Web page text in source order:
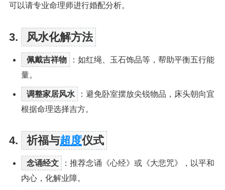
可以请专业命理师进行婚配分析。
3. 风水化解方法
佩戴吉祥物
：如红绳、玉石饰品等，帮助平衡五行能
量。
调整家居风水
：避免卧室摆放尖锐物品，床头朝向宜
根据命理选择吉方。
4. 祈福与超度仪式
念诵经文
：推荐念诵《心经》或《大悲咒》，以平和
内心，化解业障。